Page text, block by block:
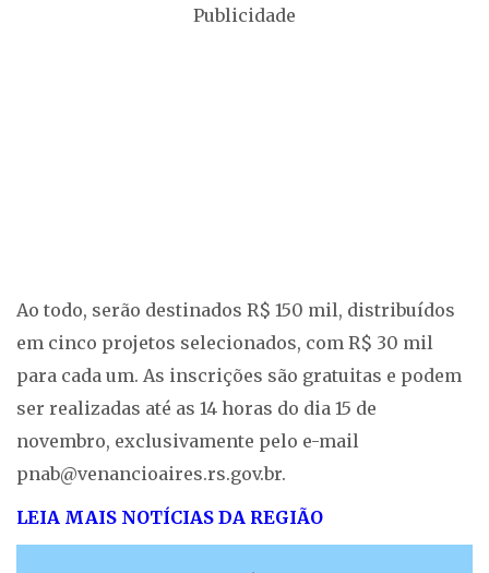
Publicidade
Ao todo, serão destinados R$ 150 mil, distribuídos
em cinco projetos selecionados, com R$ 30 mil
para cada um. As inscrições são gratuitas e podem
ser realizadas até as 14 horas do dia 15 de
novembro, exclusivamente pelo e-mail
pnab@venancioaires.rs.gov.br.
LEIA MAIS NOTÍCIAS DA REGIÃO